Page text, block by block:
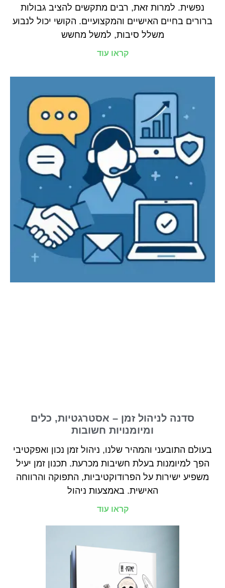
נפשית. למרות זאת, רבים מתקשים להציב גבולות
ברורים בחיים האישיים והמקצועיים. הקושי יכול לנבוע
משלל סיבות, למשל מחשש
קראו עוד
סדנה לניהול זמן – אסטרגטיות, כלים
ומיומנויות חשובות
בעולם התובעני והמהיר שלנו, ניהול זמן נכון ואפקטיבי
הפך למיומנות בעלת חשיבות מכרעת. תכנון זמן יעיל
משפיע ישירות על הפרודוקטיביות, התפוקה והרווחה
האישית. באמצעות ניהול
קראו עוד